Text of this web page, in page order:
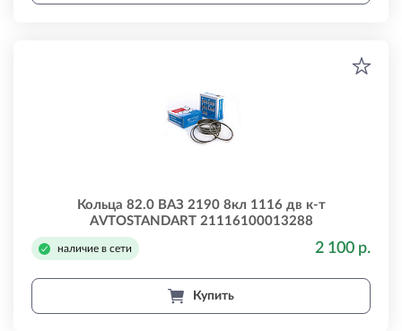
Кольца 82.0 ВАЗ 2190 8кл 1116 дв к-т
AVTOSTANDART 21116100013288
наличие в сети 2 100 р.
Купить